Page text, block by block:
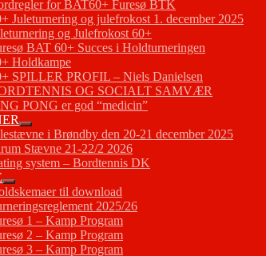
for BAT60+ Furesø BTK
Juleturnering og julefrokost 1. december 2025
og Julefrokost 60+
BAT 60+ Succes i Holdturneringen
Holdkampe
SPILLER PROFIL – Niels Danielsen
OG SOCIALT SAMVÆR
PONG er god “medicin”
i Brøndby den 20-21 december 2025
Stævne 21-22/2 2026
system – Bordtennis DK
til download
2025/26
1 – Kamp Program
2 – Kamp Program
3 – Kamp Program